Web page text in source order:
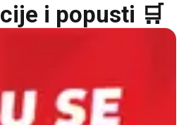
i popusti 🛒